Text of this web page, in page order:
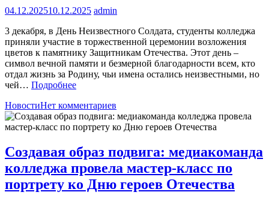
04.12.202510.12.2025 admin
3 декабря, в День Неизвестного Солдата, студенты колледжа
приняли участие в торжественной церемонии возложения
цветов к памятнику Защитникам Отечества. Этот день –
символ вечной памяти и безмерной благодарности всем, кто
отдал жизнь за Родину, чьи имена остались неизвестными, но
чей… Подробнее
НовостиНет комментариев
Создавая образ подвига: медиакоманда
колледжа провела мастер-класс по
портрету ко Дню героев Отечества